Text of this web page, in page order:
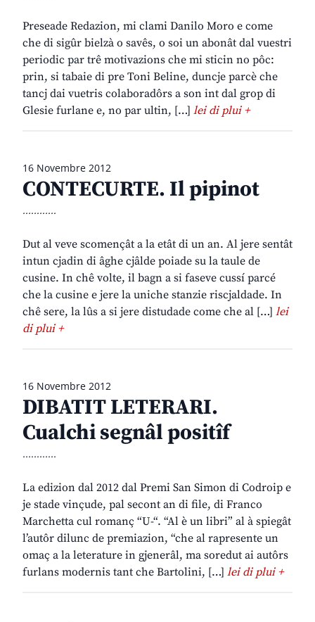
Preseade Redazion, mi clami Danilo Moro e come
che di sigûr bielzà o savês, o soi un abonât dal vuestri
periodic par trê motivazions che mi sticin no pôc:
prin, si tabaie di pre Toni Beline, duncje parcè che
tancj dai vuetris colaboradôrs a son int dal grop di
Glesie furlane e, no par ultin, […] lei di plui +
16 Novembre 2012
CONTECURTE. Il pipinot
............
Dut al veve scomençât a la etât di un an. Al jere sentât
intun cjadin di âghe cjâlde poiade su la taule de
cusine. In chê volte, il bagn a si faseve cussí parcé
che la cusine e jere la uniche stanzie riscjaldade. In
chê sere, la lûs a si jere distudade come che al […] lei
di plui +
16 Novembre 2012
DIBATIT LETERARI.
Cualchi segnâl positîf
............
La edizion dal 2012 dal Premi San Simon di Codroip e
je stade vinçude, pal secont an di file, di Franco
Marchetta cul romanç “U-“. “Al è un libri” al à spiegât
l’autôr dilunc de premiazion, “che al rapresente un
omaç a la leterature in gjenerâl, ma soredut ai autôrs
furlans modernis tant che Bartolini, […] lei di plui +